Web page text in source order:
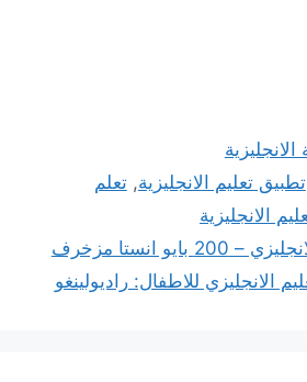
تطبيق تعليم الانجليزية,تعلم
الانجليزية
بايو انستا مزخرف
الانجليزي للاطفال: راديولينغو